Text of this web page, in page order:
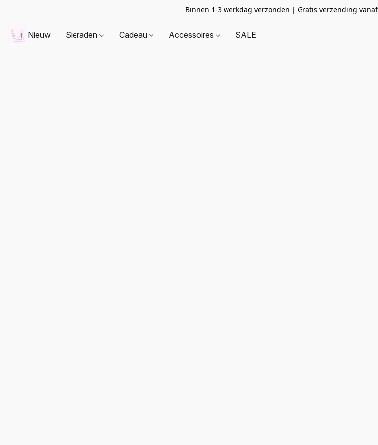
Binnen 1-3 werkdag verzonden | Gratis verzending vanaf
Nieuw Sieraden Cadeau Accessoires SALE